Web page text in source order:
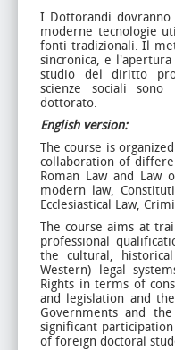
I Dottorandi dovranno
moderne tecnologie
fonti tradizionali. Il
sincronica, e
studio del diritto
scienze sociali
dottorato.
English version:
The course is
collaboration of
Roman Law and Law
modern law,
Ecclesiastical Law,
The course aims at
professional
the cultural,
Western) legal
Rights in terms of
and legislation and
Governments and
significant
of foreign doctoral